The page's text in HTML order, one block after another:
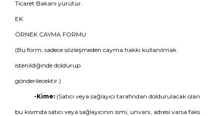
Ticaret Bakanı yürütür.
EK
ÖRNEK CAYMA FORMU
(Bu form, sadece sözleşmeden cayma hakkı kullanılmak
istenildiğinde doldurup
gönderilecektir.)
-Kime:(Satıcı veya sağlayıcı tarafından doldurulacak olan
bu kısımda satıcı veya sağlayıcının ismi, unvanı, adresi varsa faks